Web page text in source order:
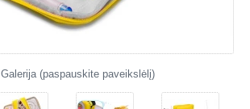
Galerija (paspauskite paveikslėlį)